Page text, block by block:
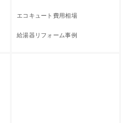
エコキュート費用相場
給湯器リフォーム事例